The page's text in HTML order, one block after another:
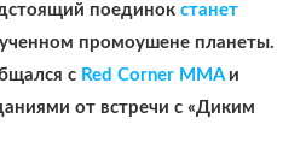
поединок станет
промоушене планеты.
с Red Corner MMAи
от встречи с «Диким